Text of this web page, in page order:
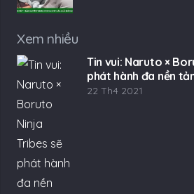
Xem nhiều
Tin vui: Naruto ×
phát hành đa nền
22 Th4 2021